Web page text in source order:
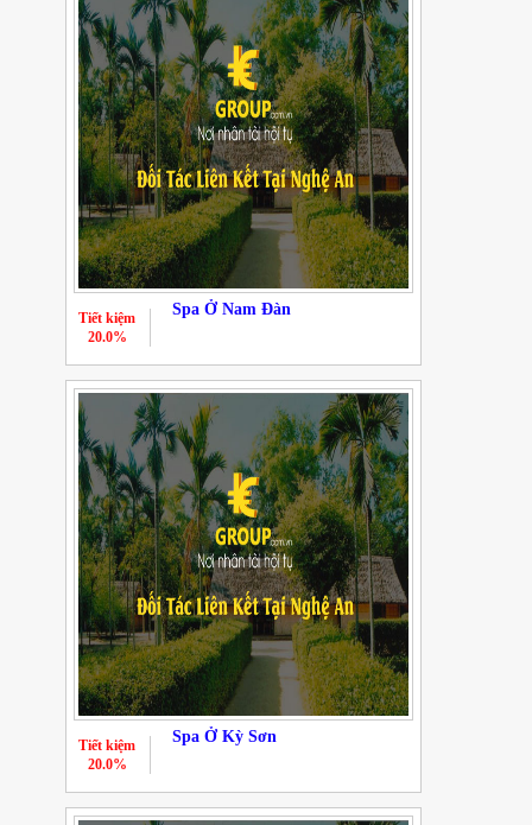
Spa Ở Nam Đàn
Tiết kiệm
20.0%
Spa Ở Kỳ Sơn
Tiết kiệm
20.0%